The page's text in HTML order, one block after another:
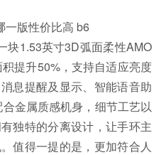
1.53英寸3D弧面柔性AMO
提升50%，支持自适应亮度
息提醒及显示、智能语音助
金属质感机身，细节工艺以
独特的分离设计，让手环主
值得一提的是，更加符合人